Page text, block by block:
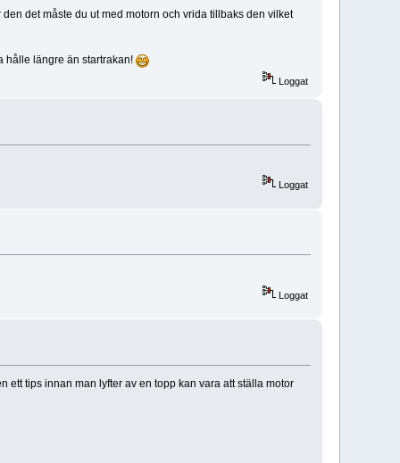
det måste du ut med motorn och vrida tillbaks den vilket
hålle längre än startrakan!
Loggat
Loggat
Loggat
ett tips innan man lyfter av en topp kan vara att ställa motor